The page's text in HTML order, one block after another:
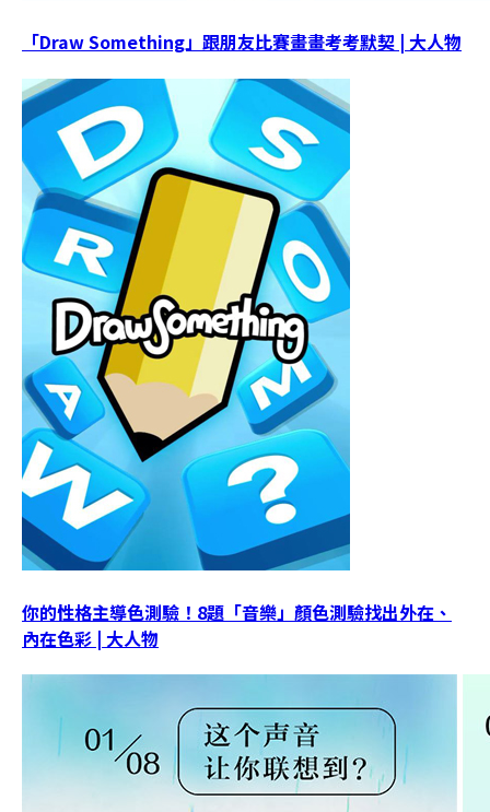
「Draw Something」跟朋友比賽畫畫考考默契 | 大人物
你的性格主導色測驗！8題「音樂」顏色測驗找出外在、
內在色彩 | 大人物